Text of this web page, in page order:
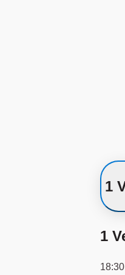
1
1